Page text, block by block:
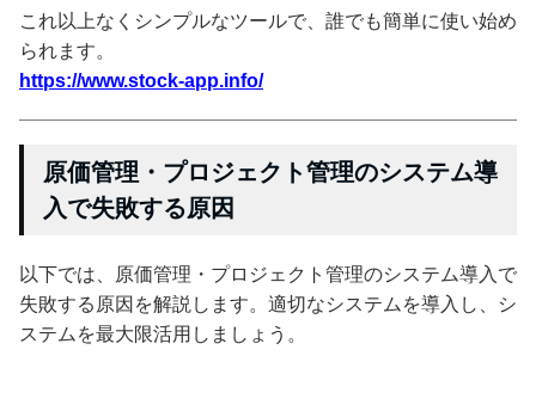
これ以上なくシンプルなツールで、誰でも簡単に使い始め
られます。
https://www.stock-app.info/
原価管理・プロジェクト管理のシステム導
入で失敗する原因
以下では、原価管理・プロジェクト管理のシステム導入で
失敗する原因を解説します。適切なシステムを導入し、シ
ステムを最大限活用しましょう。